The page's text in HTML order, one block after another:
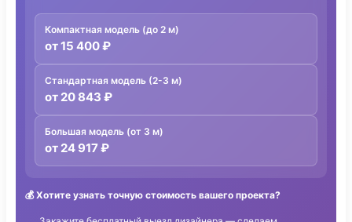
Компактная модель (до 2 м)
от 15 400 ₽
Стандартная модель (2-3 м)
от 20 843 ₽
Большая модель (от 3 м)
от 24 917 ₽
💰Хотите узнать точную стоимость вашего проекта?